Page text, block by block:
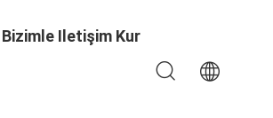
Bizimle Iletişim Kur